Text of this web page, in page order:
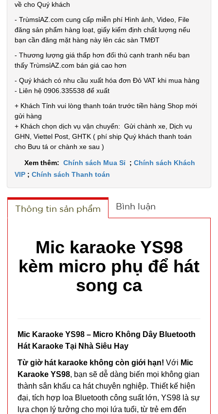
về cho Quý khách
- TrùmsỉAZ.com cung cấp miễn phí Hình ảnh, Video, File
đăng sản phẩm hàng loạt, giấy kiểm định chất lượng nếu
bạn cần đăng mặt hàng này lên các sàn TMĐT
- Thương lượng giá thấp hơn đối thủ cạnh tranh nếu bạn
thấy TrùmsỉAZ.com bán giá cao hơn
- Quý khách có nhu cầu xuất hóa đơn Đỏ VAT khi mua hàng
- Liên hệ 0906.335538 để xuất
+ Khách Tỉnh vui lòng thanh toán trước tiền hàng Shop mới
gửi hàng
+ Khách chọn dịch vụ vận chuyển: Gửi chành xe, Dịch vụ
GHN, Viettel Post, GHTK ( phí ship Quý khách thanh toán
cho Bưu tá or chành xe sau )
Xem thêm: Chính sách Mua Sỉ ; Chính sách Khách
VIP ; Chính sách Thanh toán
Thông tin sản phẩm Bình luận
Mic karaoke YS98
kèm micro phụ để hát
song ca
Mic Karaoke YS98 – Micro Không Dây Bluetooth
Hát Karaoke Tại Nhà Siêu Hay
Từ giờ hát karaoke không còn giới hạn! Với Mic
Karaoke YS98, bạn sẽ dễ dàng biến mọi không gian
thành sân khấu ca hát chuyên nghiệp. Thiết kế hiện
đại, tích hợp loa Bluetooth công suất lớn, YS98 là sự
lựa chọn lý tưởng cho mọi lứa tuổi, từ trẻ em đến